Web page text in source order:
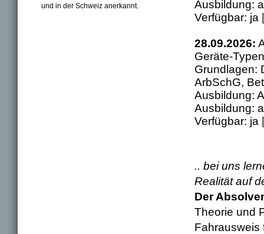
und in der Schweiz anerkannt.
Ausbildung:
Verfügbar: ja
28.09.2026:
Geräte-
Grundlagen:
ArbSchG,
Ausbildung:
Ausbildung:
Verfügbar: ja
.. bei uns
Realität auf
Der
Theorie und
Fahrausweis